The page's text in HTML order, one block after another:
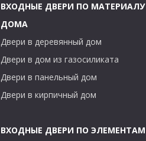
ВХОДНЫЕ ДВЕРИ ПО МАТЕРИАЛУ
ДОМА
Двери в деревянный дом
Двери в дом из газосиликата
Двери в панельный дом
Двери в кирпичный дом
ВХОДНЫЕ ДВЕРИ ПО ЭЛЕМЕНТАМ